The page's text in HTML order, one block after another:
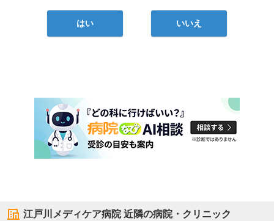
はい いいえ
江戸川メディケア病院近隣の病院・クリニック